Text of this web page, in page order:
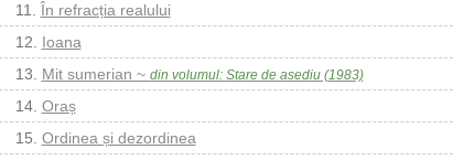
11. În refracția realului
12. Ioana
13. Mit sumerian ~ din volumul: Stare de asediu (1983)
14. Oraș
15. Ordinea și dezordinea